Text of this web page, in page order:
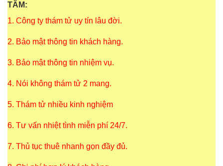
TÂM:
1. Công ty thám tử uy tín lâu đời.
2. Bảo mật thông tin khách hàng.
3. Bảo mật thông tin nhiệm vụ.
4. Nói không thám tử 2 mang.
5. Thám tử nhiều kinh nghiệm
6. Tư vấn nhiệt tình miễn phí 24/7.
7. Thủ tục thuê nhanh gọn đầy đủ.